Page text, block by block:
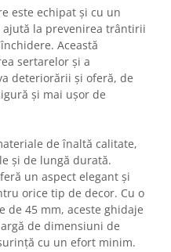
este echipat și cu un
ajută la prevenirea trântirii
Această
sertarelor și a
deteriorării și oferă, de
și mai ușor de
de înaltă calitate,
și de lungă durată.
un aspect elegant și
orice tip de decor. Cu o
de 45 mm, aceste ghidaje
de dimensiuni de
cu un efort minim.